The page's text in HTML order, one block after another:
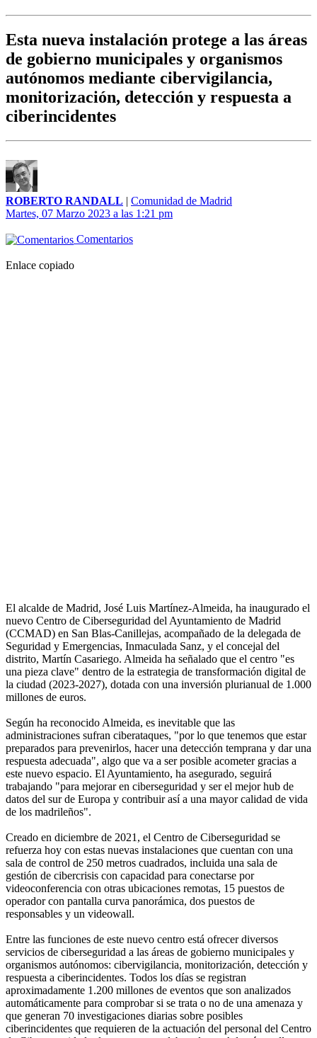
Esta nueva instalación protege a las áreas
de gobierno municipales y organismos
autónomos mediante cibervigilancia,
monitorización, detección y respuesta a
ciberincidentes
ROBERTO RANDALL | Comunidad de Madrid
Martes, 07 Marzo 2023 a las 1:21 pm
Comentarios
Enlace copiado
El alcalde de Madrid, José Luis Martínez-Almeida, ha inaugurado el
nuevo Centro de Ciberseguridad del Ayuntamiento de Madrid
(CCMAD) en San Blas-Canillejas, acompañado de la delegada de
Seguridad y Emergencias, Inmaculada Sanz, y el concejal del
distrito, Martín Casariego. Almeida ha señalado que el centro "es
una pieza clave" dentro de la estrategia de transformación digital de
la ciudad (2023-2027), dotada con una inversión plurianual de 1.000
millones de euros.
Según ha reconocido Almeida, es inevitable que las
administraciones sufran ciberataques, "por lo que tenemos que estar
preparados para prevenirlos, hacer una detección temprana y dar una
respuesta adecuada", algo que va a ser posible acometer gracias a
este nuevo espacio. El Ayuntamiento, ha asegurado, seguirá
trabajando "para mejorar en ciberseguridad y ser el mejor hub de
datos del sur de Europa y contribuir así a una mayor calidad de vida
de los madrileños".
Creado en diciembre de 2021, el Centro de Ciberseguridad se
refuerza hoy con estas nuevas instalaciones que cuentan con una
sala de control de 250 metros cuadrados, incluida una sala de
gestión de cibercrisis con capacidad para conectarse por
videoconferencia con otras ubicaciones remotas, 15 puestos de
operador con pantalla curva panorámica, dos puestos de
responsables y un videowall.
Entre las funciones de este nuevo centro está ofrecer diversos
servicios de ciberseguridad a las áreas de gobierno municipales y
organismos autónomos: cibervigilancia, monitorización, detección y
respuesta a ciberincidentes. Todos los días se registran
aproximadamente 1.200 millones de eventos que son analizados
automáticamente para comprobar si se trata o no de una amenaza y
que generan 70 investigaciones diarias sobre posibles
ciberincidentes que requieren de la actuación del personal del Centro